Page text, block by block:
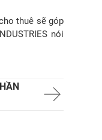
thuê sẽ góp
nói